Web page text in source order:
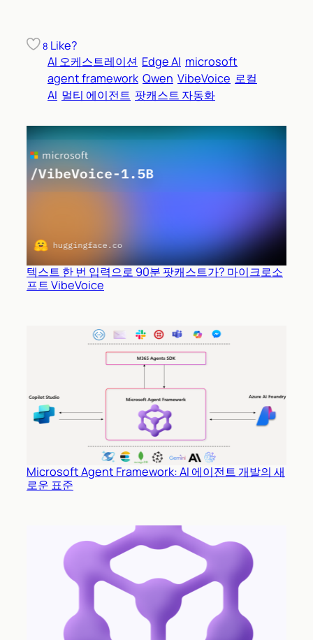
8 Like?
AI 오케스트레이션 Edge AI microsoft
agent framework Qwen VibeVoice 로컬
AI 멀티 에이전트 팟캐스트 자동화
텍스트 한 번 입력으로 90분 팟캐스트가? 마이크로소
프트 VibeVoice
Microsoft Agent Framework: AI 에이전트 개발의 새
로운 표준